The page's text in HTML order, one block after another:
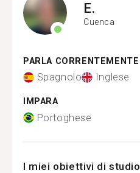
E.
Cuenca
PARLA CORRENTEMENTE
Spagnolo Inglese
IMPARA
Portoghese
I miei obiettivi di studio